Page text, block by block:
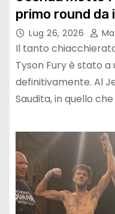
primo round da
Lug 26, 2026
Il tanto
Tyson Fury è stato
definitivamente. Al
Saudita, in quello